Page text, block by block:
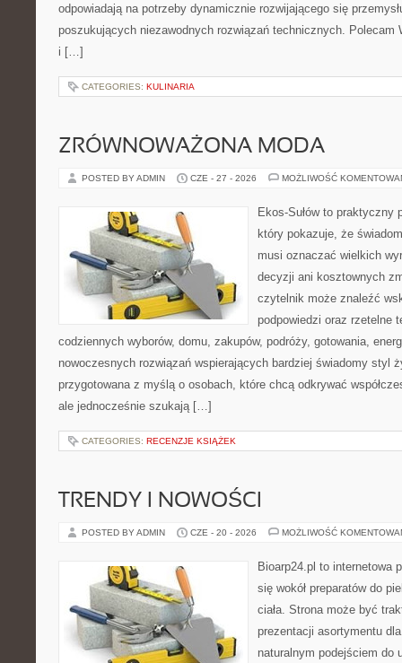
odpowiadają na potrzeby dynamicznie rozwijającego się
poszukujących niezawodnych rozwiązań technicznych. Polecam
i […]
CATEGORIES: KULINARIA
ZRÓWNOWAŻONA MODA
POSTED BY ADMIN CZE - 27 - 2026 MOŻLIWOŚĆ
Ekos-Sułów to praktyczny
który pokazuje, że
musi oznaczać wielkich
decyzji ani kosztownych
czytelnik może znaleźć
podpowiedzi oraz rzetelne
codziennych wyborów, domu, zakupów, podróży, gotowania,
nowoczesnych rozwiązań wspierających bardziej świadomy styl
przygotowana z myślą o osobach, które chcą odkrywać
ale jednocześnie szukają […]
CATEGORIES: RECENZJE KSIĄŻEK
TRENDY I NOWOŚCI
POSTED BY ADMIN CZE - 20 - 2026 MOŻLIWOŚĆ
Bioarp24.pl to internetowa
się wokół preparatów do
ciała. Strona może być
prezentacji asortymentu
naturalnym podejściem do